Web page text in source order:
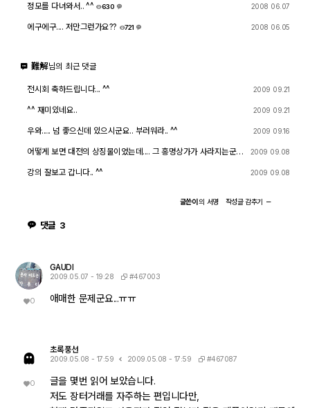
정모를 다녀와서.. ^^
630
2008 06.07
에구에구.... 저만그런가요??
721
2008 06.05
難解님의 최근 댓글
전시회 축하드립니다... ^^ 2009 09.21
^^ 재미있네요.. 2009 09.21
우와..... 넘 좋으신데 있으시군요.. 부러워라.. ^^ 2009 09.16
어떻게 보면 대전의 상징물이었는데.... 그 홍명상가가 사라지는군
2009 09.08
강의 잘보고 갑니다.. ^^ 2009 09.08
글쓴이의 서명 작성글감추기
댓글 3
0
GAUDI
2009.05.07 - 19:28 #467003
애매한 문제군요...ㅠㅠ
0
초록풍선
2009.05.08 - 17:59 2009.05.08 - 17:59 #467087
글을 몇번 읽어 보았습니다.
저도 장터거래를 자주하는 편입니다만,